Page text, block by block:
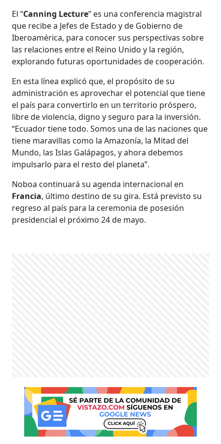
El “Canning Lecture” es una conferencia magistral
que recibe a Jefes de Estado y de Gobierno de
Iberoamérica, para conocer sus perspectivas sobre
las relaciones entre el Reino Unido y la región,
explorando futuras oportunidades de cooperación.
En esta línea explicó que, el propósito de su
administración es aprovechar el potencial que tiene
el país para convertirlo en un territorio próspero,
libre de violencia, digno y seguro para la inversión.
“Ecuador tiene todo. Somos una de las naciones que
tiene maravillas como la Amazonía, la Mitad del
Mundo, las Islas Galápagos, y ahora debemos
impulsarlo para el resto del planeta”.
Noboa continuará su agenda internacional en
Francia, último destino de su gira. Está previsto su
regreso al país para la ceremonia de posesión
presidencial el próximo 24 de mayo.